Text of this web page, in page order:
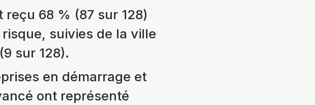
68 % (87 sur 128)
suivies de la ville
sur 128).
en démarrage et
ont représenté